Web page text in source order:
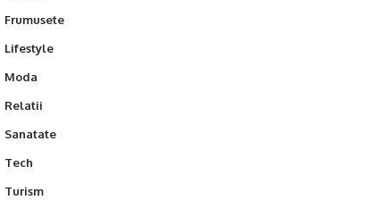
Frumusete
Lifestyle
Moda
Relatii
Sanatate
Tech
Turism